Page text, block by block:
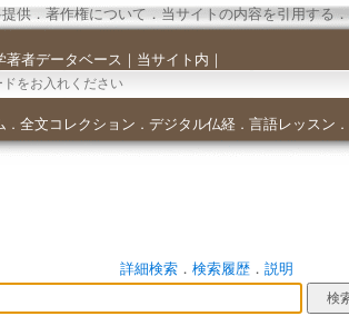
供． 著作権について．当サイトの内容を引用する ．
著者データベース ｜ 当サイト内 ｜
． 全文コレクション ． デジタル仏経． 言語レッスン ．
詳細検索． 検索履歴． 説明